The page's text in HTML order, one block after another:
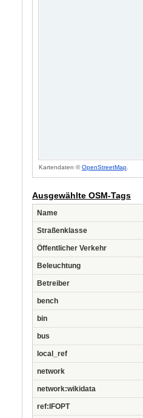
Kartendaten ©OpenStreetMap
Ausgewählte OSM-Tags
Name
Straßenklasse
Öffentlicher Verkehr
Beleuchtung
Betreiber
bench
bin
bus
local_ref
network
network:wikidata
ref:IFOPT